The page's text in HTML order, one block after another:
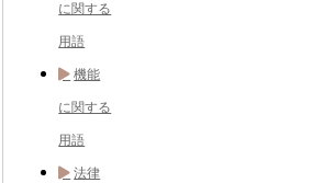
に関する
用語
機能
に関する
用語
法律